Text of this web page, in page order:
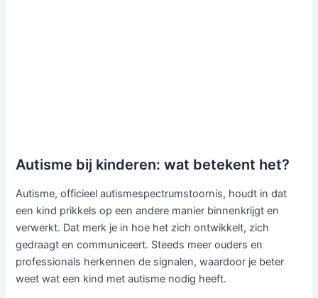
Autisme bij kinderen: wat betekent het?
Autisme, officieel autismespectrumstoornis, houdt in dat
een kind prikkels op een andere manier binnenkrijgt en
verwerkt. Dat merk je in hoe het zich ontwikkelt, zich
gedraagt en communiceert. Steeds meer ouders en
professionals herkennen de signalen, waardoor je beter
weet wat een kind met autisme nodig heeft.